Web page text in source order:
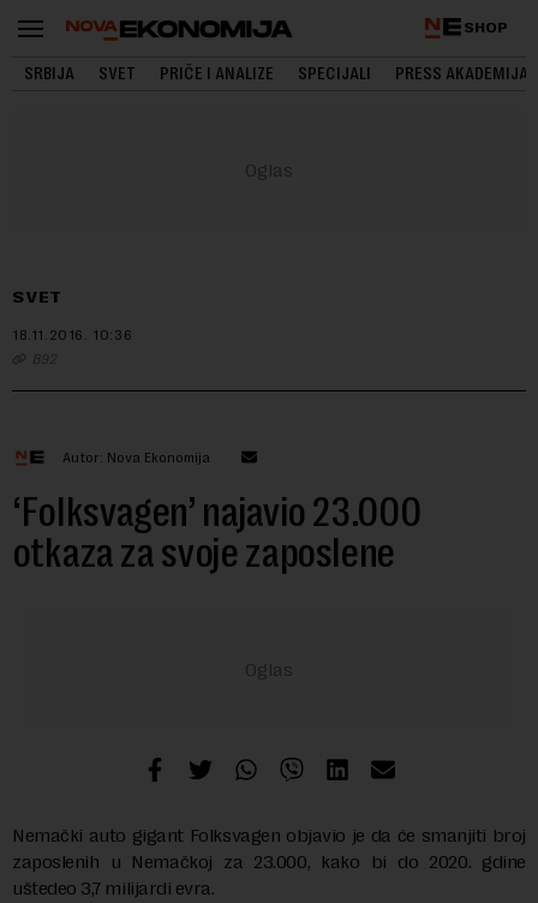
SHOP
SRBIJA SVET PRIČE I ANALIZE SPECIJALI PRESS AKADEMIJA
SVET
18.11.2016. 10:36
B92
Autor: Nova Ekonomija
‘Folksvagen’ najavio 23.000
otkaza za svoje zaposlene
Nemački auto gigant Folksvagen objavio je da će smanjiti broj
zaposlenih u Nemačkoj za 23.000, kako bi do 2020. gdine
uštedeo 3,7 milijardi evra.